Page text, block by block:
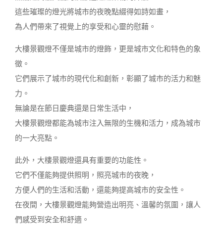
這些璀璨的燈光將城市的夜晚點綴得如詩如畫，
為人們帶來了視覺上的享受和心靈的慰藉。
大樓景觀燈不僅是城市的燈飾，更是城市文化和特色的象
徵。
它們展示了城市的現代化和創新，彰顯了城市的活力和魅
力。
無論是在節日慶典還是日常生活中，
大樓景觀燈都能為城市注入無限的生機和活力，成為城市
的一大亮點。
此外，大樓景觀燈還具有重要的功能性。
它們不僅能夠提供照明，照亮城市的夜晚，
方便人們的生活和活動，還能夠提高城市的安全性。
在夜間，大樓景觀燈能夠營造出明亮、溫馨的氛圍，讓人
們感受到安全和舒適。